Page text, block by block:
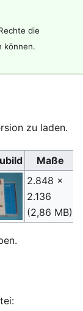
die
können.
zu laden.
Maße
2.848 ×
2.136
(2,86 MB)